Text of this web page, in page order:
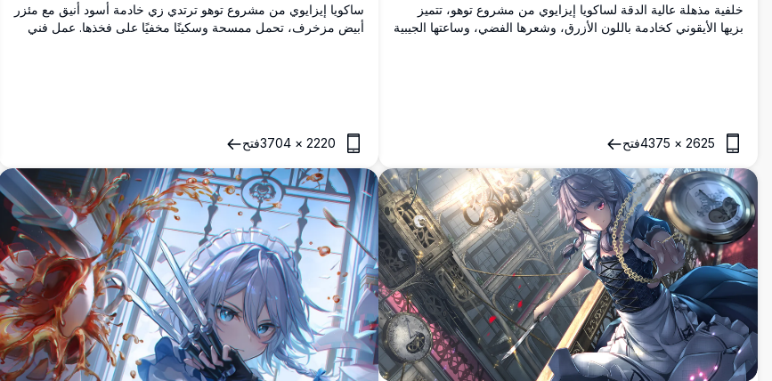
خلفية مذهلة عالية الدقة لساكويا إيزايوي من مشروع توهو، تتميز
بزيها الأيقوني كخادمة باللون الأزرق، وشعرها الفضي، وساعتها الجيبية
2625
×
4375فتح
ساكويا إيزايوي من مشروع توهو ترتدي زي خادمة أسود أنيق مع مئزر
أبيض مزخرف، تحمل ممسحة وسكينًا مخفيًا على فخذها. عمل فني
2220
×
3704فتح